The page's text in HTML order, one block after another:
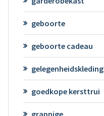
geboorte
geboorte cadeau
gelegenheidskleding
goedkope kersttrui
grappige